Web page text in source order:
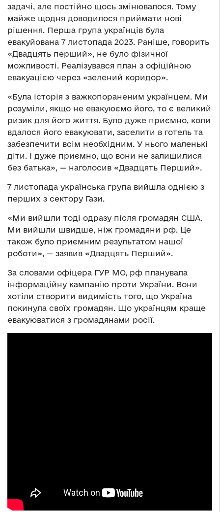
задачі, але постійно щось змінювалося. Тому
майже щодня доводилося приймати нові
рішення. Перша група українців була
евакуйована 7 листопада 2023. Раніше, говорить
«Двадцять перший», не було фізичної
можливості. Реалізувався план з офіційною
евакуацією через «зелений коридор».
«Була історія з важкопораненим українцем. Ми
розуміли, якщо не евакуюємо його, то є великий
ризик для його життя. Було дуже приємно, коли
вдалося його евакуювати, заселити в готель та
забезпечити всім необхідним. У нього маленькі
діти. І дуже приємно, що вони не залишилися
без батька», — наголосив «Двадцять Перший».
7 листопада українська група вийшла однією з
перших з сектору Гази.
«Ми вийшли тоді одразу після громадян США.
Ми вийшли швидше, ніж громадяни рф. Це
також було приємним результатом нашої
роботи», — заявив «Двадцять Перший».
За словами офіцера ГУР МО, рф планувала
інформаційну кампанію проти України. Вони
хотіли створити видимість того, що Україна
покинула своїх громадян. Що українцям краще
евакуюватися з громадянами росії.